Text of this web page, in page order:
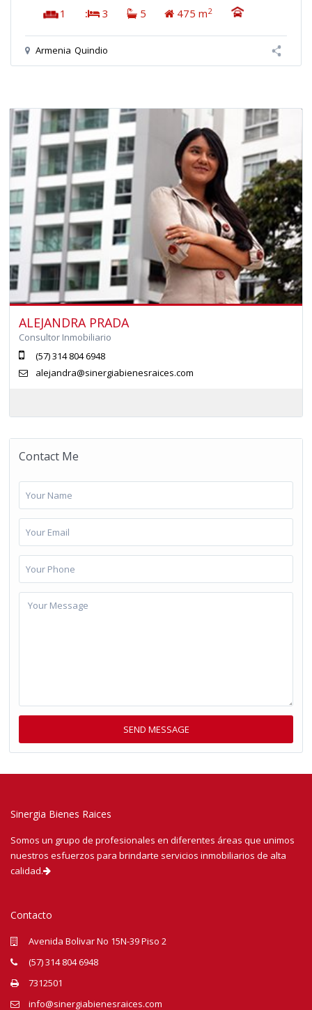
1 : 3 5 475 m2
Armenia Quindio
ALEJANDRA PRADA
Consultor Inmobiliario
(57) 314 804 6948
alejandra@sinergiabienesraices.com
Contact Me
Sinergia Bienes Raices
Somos un grupo de profesionales en diferentes áreas que unimos
nuestros esfuerzos para brindarte servicios inmobiliarios de alta
calidad.
Contacto
Avenida Bolivar No 15N-39 Piso 2
(57) 314 804 6948
7312501
info@sinergiabienesraices.com